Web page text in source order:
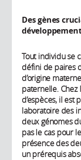
Des gènes
Tout individu se
défini de paires
d’origine
paternelle.
d’espèces, il est
laboratoire des
deux génomes
pas le cas pour
présence des
un prérequis